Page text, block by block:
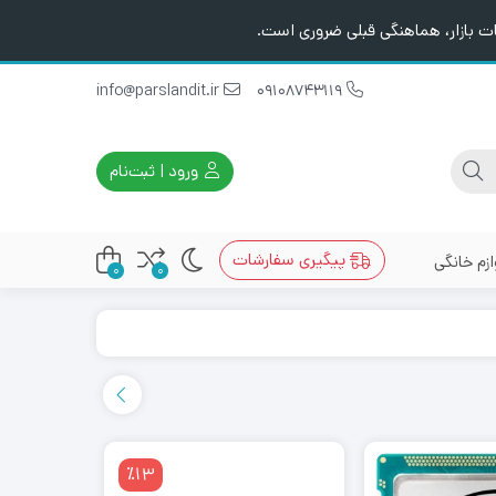
بازار، هماهنگی قبلی ضروری است.
ورود | ثبت‌نام
خانگی پیگیری سفارشات 0
0
٪13